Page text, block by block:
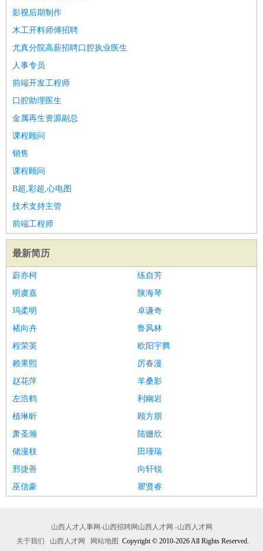
影视后期制作
木工开料师傅招聘
尤真分院高薪招聘口腔执业医生
人事专员
前端开发工程师
口腔助理医生
金属再生资源副总
课程顾问
销售
课程顾问
B超,彩超,心电图
技术支持主管
前端工程师
最新简历
蔚亦柯
练自芳
明虞嘉
陕海琴
玛柔明
卓谦奇
褚向卉
鲁风林
程荣英
欧阳宇腾
赖果熙
厉春漫
赵花萍
羊桑影
左浩鹤
利幽岩
植琳昕
顾方朋
萧圣瀚
陆姗欣
储漫枝
田瑾瑞
邢捷善
向轩锐
巫信豪
瞿贤睿
山西人才人事网-山西招聘网山西人才网 -山西人才网
关于我们
山西人才网 网站地图 Copyright © 2010-2026 All Rights Reserved.